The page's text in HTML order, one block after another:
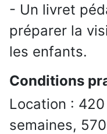
- Un livret
préparer la
les enfants.
Conditions
Location :
semaines,